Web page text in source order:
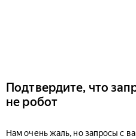
Подтвердите, что
не робот
Нам очень жаль, но запросы с